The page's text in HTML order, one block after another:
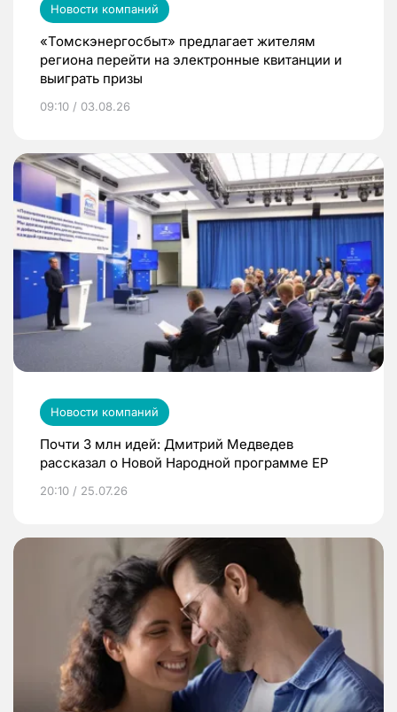
Новости компаний
«Томскэнергосбыт» предлагает жителям
региона перейти на электронные квитанции и
выиграть призы
09:10 / 03.08.26
Новости компаний
Почти 3 млн идей: Дмитрий Медведев
рассказал о Новой Народной программе ЕР
20:10 / 25.07.26